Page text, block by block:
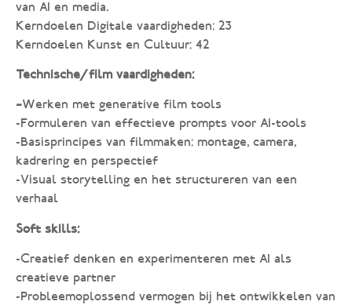
van AI en media.
Kerndoelen Digitale vaardigheden: 23
Kerndoelen Kunst en Cultuur: 42
Technische/ film vaardigheden:
–Werken met generative film tools
-Formuleren van effectieve prompts voor AI-tools
-Basisprincipes van filmmaken: montage, camera,
kadrering en perspectief
-Visual storytelling en het structureren van een
verhaal
Soft skills:
-Creatief denken en experimenteren met AI als
creatieve partner
-Probleemoplossend vermogen bij het ontwikkelen van